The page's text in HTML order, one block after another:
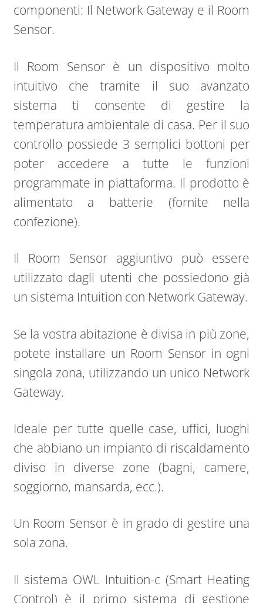
componenti: Il Network Gateway e il Room
Sensor.
Il Room Sensor è un dispositivo molto
intuitivo che tramite il suo avanzato
sistema ti consente di gestire la
temperatura ambientale di casa. Per il suo
controllo possiede 3 semplici bottoni per
poter accedere a tutte le funzioni
programmate in piattaforma. Il prodotto è
alimentato a batterie (fornite nella
confezione).
Il Room Sensor aggiuntivo può essere
utilizzato dagli utenti che possiedono già
un sistema Intuition con Network Gateway.
Se la vostra abitazione è divisa in più zone,
potete installare un Room Sensor in ogni
singola zona, utilizzando un unico Network
Gateway.
Ideale per tutte quelle case, uffici, luoghi
che abbiano un impianto di riscaldamento
diviso in diverse zone (bagni, camere,
soggiorno, mansarda, ecc.).
Un Room Sensor è in grado di gestire una
sola zona.
Il sistema OWL Intuition-c (Smart Heating
Control) è il primo sistema di gestione